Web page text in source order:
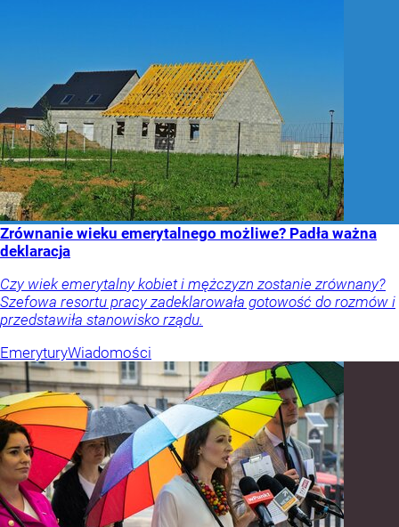
Zrównanie wieku emerytalnego możliwe? Padła ważna
deklaracja
Czy wiek emerytalny kobiet i mężczyzn zostanie zrównany?
Szefowa resortu pracy zadeklarowała gotowość do rozmów i
przedstawiła stanowisko rządu.
EmeryturyWiadomości